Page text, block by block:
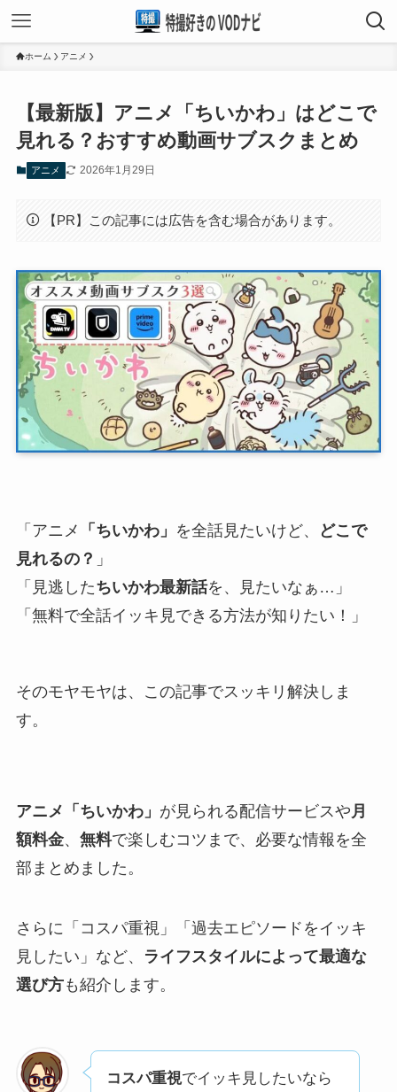
ホーム アニメ
【最新版】アニメ「ちいかわ」はどこで
見れる？おすすめ動画サブスクまとめ
アニメ 2026年1月29日
【PR】この記事には広告を含む場合があります。
「アニメ 「 ちいかわ」 を全話見たいけど、
どこで
見れるの？ 」
「見逃したちいかわ最新話を、見たいなぁ…」
「無料で全話イッキ見できる方法が知りたい！」
そのモヤモヤは、この記事でスッキリ解決しま
す。
アニメ 「 ちいかわ」 が見られる配信サービスや月
額料金、 無料で楽しむコツまで、必要な情報を全
部まとめました。
さらに「コスパ重視」「過去エピソードをイッキ
見したい」など、
ライフスタイルによって最適な
選び方も紹介します。
コスパ重視でイッキ見したいなら